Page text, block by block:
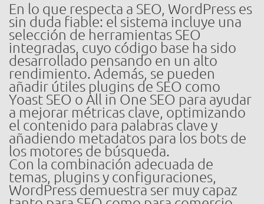
En lo que respecta a SEO, WordPress es
sin duda fiable: el sistema incluye una
selección de herramientas SEO
integradas, cuyo código base ha sido
desarrollado pensando en un alto
rendimiento. Además, se pueden
añadir útiles plugins de SEO como
Yoast SEO o All in One SEO para ayudar
a mejorar métricas clave, optimizando
el contenido para palabras clave y
añadiendo metadatos para los bots de
los motores de búsqueda.
Con la combinación adecuada de
temas, plugins y configuraciones,
WordPress demuestra ser muy capaz